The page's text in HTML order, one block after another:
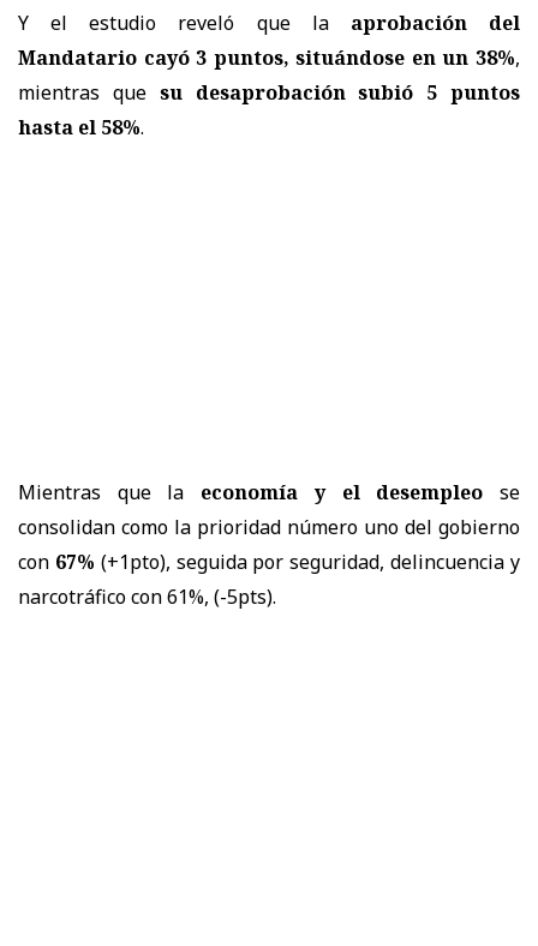
Y el estudio reveló que la aprobación del
Mandatario cayó 3 puntos, situándose en un 38%,
mientras que su desaprobación subió 5 puntos
hasta el 58%.
Mientras que la economía y el desempleo se
consolidan como la prioridad número uno del gobierno
con 67% (+1pto), seguida por seguridad, delincuencia y
narcotráfico con 61%, (-5pts).